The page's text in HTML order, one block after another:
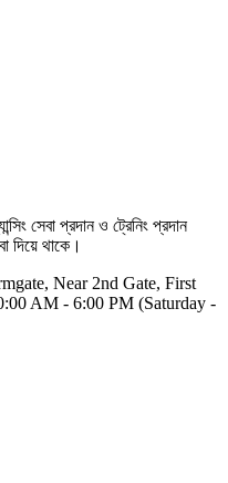
সেবা প্রদান ও ট্রেনিং প্রদান
দিয়ে থাকে।
Near 2nd Gate, First
AM - 6:00 PM (Saturday -